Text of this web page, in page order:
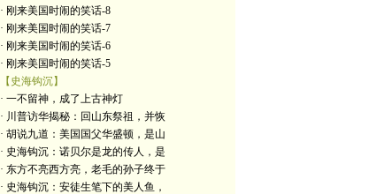
· 刚来美国时闹的笑话-8
· 刚来美国时闹的笑话-7
· 刚来美国时闹的笑话-6
· 刚来美国时闹的笑话-5
【史海钩沉】
· 一不留神，成了上古神灯
· 川普访华揭秘：回山东祭祖，并恢
· 胡说九道：美国国父华盛顿，是山
· 史海钩沉：诺贝尔是龙的传人，是
· 东方不亮西方亮，老毛的孙子终于
· 史海钩沉：安徒生笔下的美人鱼，